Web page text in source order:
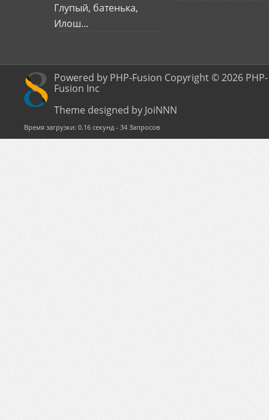
Глупый, батенька,
Илош...
Powered by PHP-Fusion Copyright © 2026 PHP-
Fusion Inc
Theme designed by JoiNNN
Время загрузки: 0.16 секунд - 34 Запросов